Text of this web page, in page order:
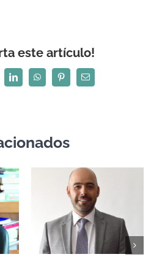
este artículo!
LinkedInWhatsAppPinterestCorreo
electrónico